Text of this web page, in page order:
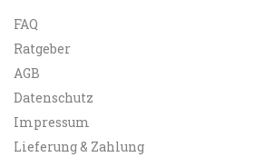
FAQ
Ratgeber
AGB
Datenschutz
Impressum
Lieferung & Zahlung